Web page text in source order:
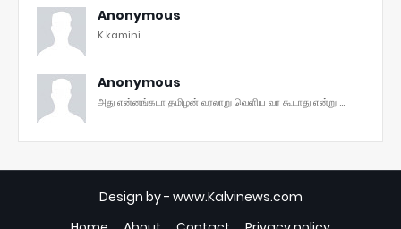
Anonymous
K.kamini
Anonymous
அது என்னங்கடா தமிழன் வரலாறு வெளிய வர கூடாது என்று ...
Design by - www.Kalvinews.com